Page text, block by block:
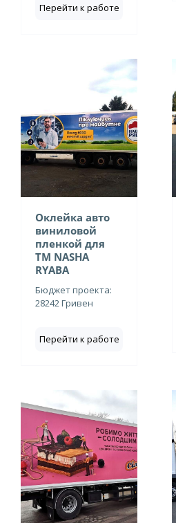
Перейти к работе
Оклейка авто
виниловой
пленкой для
ТМ NASHA
RYABA
Бюджет проекта:
28242 Гривен
Перейти к работе